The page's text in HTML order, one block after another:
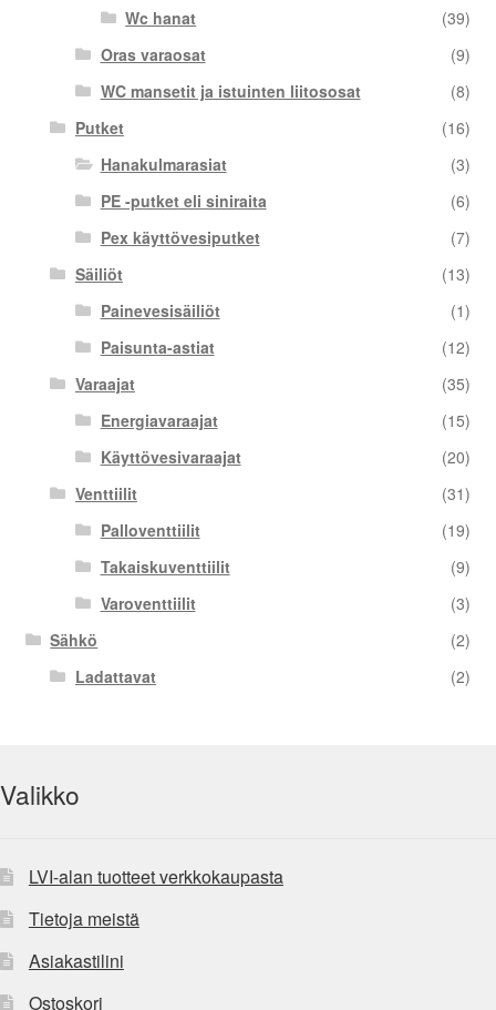
Wc hanat
(39)
Oras varaosat
(9)
WC mansetit ja istuinten liitososat
(8)
Putket
(16)
Hanakulmarasiat
(3)
PE -putket eli siniraita
(6)
Pex käyttövesiputket
(7)
Säiliöt
(13)
Painevesisäiliöt
(1)
Paisunta-astiat
(12)
Varaajat
(35)
Energiavaraajat
(15)
Käyttövesivaraajat
(20)
Venttiilit
(31)
Palloventtiilit
(19)
Takaiskuventtiilit
(9)
Varoventtiilit
(3)
Sähkö
(2)
Ladattavat
(2)
Valikko
LVI-alan tuotteet verkkokaupasta
Tietoja meistä
Asiakastilini
Ostoskori